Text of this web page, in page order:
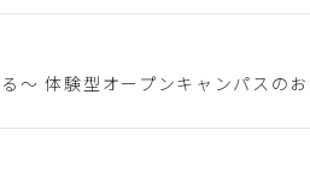
～ 体験型オープンキャンパス